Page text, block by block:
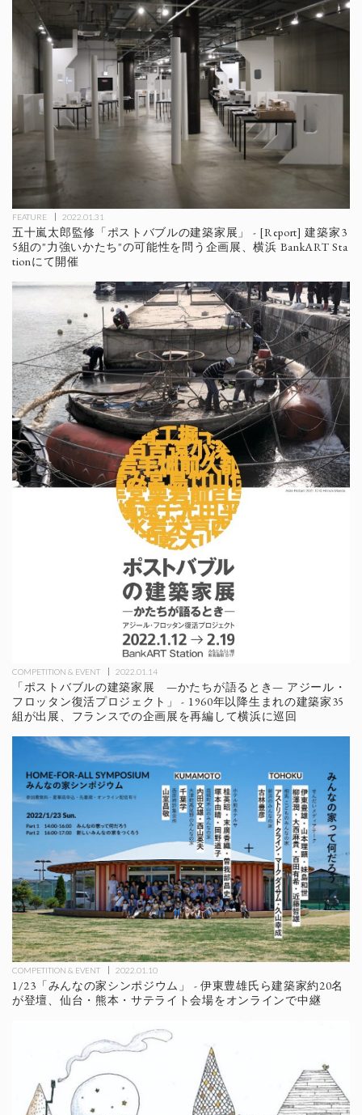
FEATURE 2022.01.31
五十嵐太郎監修「ポストバブルの建築家展」 - [Report] 建築家3
5組の"力強いかたち"の可能性を問う企画展、横浜 BankART Sta
tionにて開催
COMPETITION & EVENT 2022.01.14
「ポストバブルの建築家展 —かたちが語るとき— アジール・
フロッタン復活プロジェクト」 - 1960年以降生まれの建築家35
組が出展、フランスでの企画展を再編して横浜に巡回
COMPETITION & EVENT 2022.01.10
1/23「みんなの家シンポジウム」 - 伊東豊雄氏ら建築家約20名
が登壇、仙台・熊本・サテライト会場をオンラインで中継